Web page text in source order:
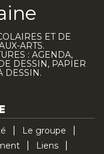
ET DE
ARTS.
: AGENDA,
DESSIN, PAPIER
DESSIN.
Le groupe
Liens